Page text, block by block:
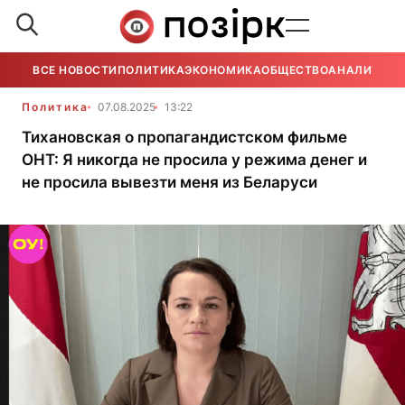
ВСЕ НОВОСТИ ПОЛИТИКАЭКОНОМИКАОБЩЕСТВОАНАЛИТИКА
Политика 07.08.2025 13:22
Тихановская о пропагандистском фильме
ОНТ: Я никогда не просила у режима денег и
не просила вывезти меня из Беларуси